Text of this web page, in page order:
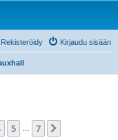
Kirjaudu sisään
Rekisteröidy
5 7